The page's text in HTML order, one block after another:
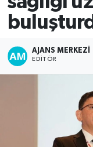
AJANS MERKEZI
EDITÖR